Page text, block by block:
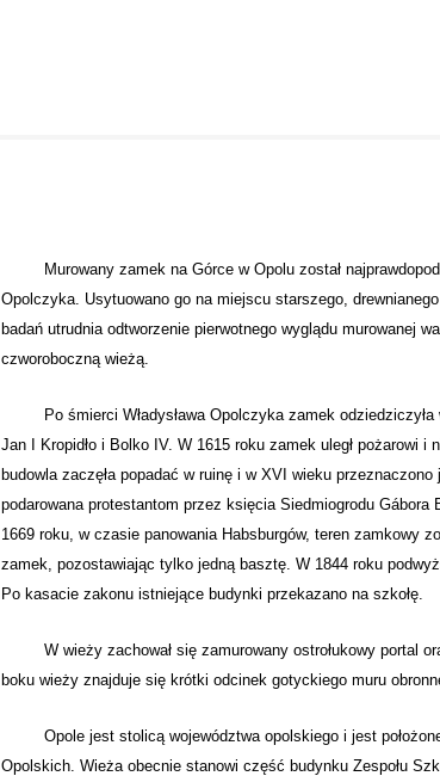
Murowanyzamek na Górce wOpolu został
Opolczyka. Usytuowano go na miejscu starszego,
badań utrudnia odtworzenie pierwotnego wyglądu murowanej
czworoboczną wieżą.
Po śmierci Władysława Opolczykazamek odziedziczyła
Jan I Kropidło i Bolko IV. W 1615 rokuzamek uległ pożarowi i
budowla zaczęła popadać w ruinę i w XVI wieku
podarowana protestantom przez księcia Siedmiogrodu
1669 roku, w czasie panowania Habsburgów, teren zamkowy
zamek, pozostawiając tylko jedną basztę. W 1844 roku
Po kasacie zakonu istniejące budynki przekazano na szkołę.
W wieży zachował się zamurowany ostrołukowy portal
boku wieży znajduje się krótki odcinek gotyckiego muru
Opole jest stolicą województwaopolskiego i jest
Opolskich. Wieża obecnie stanowi część budynku Zespołu